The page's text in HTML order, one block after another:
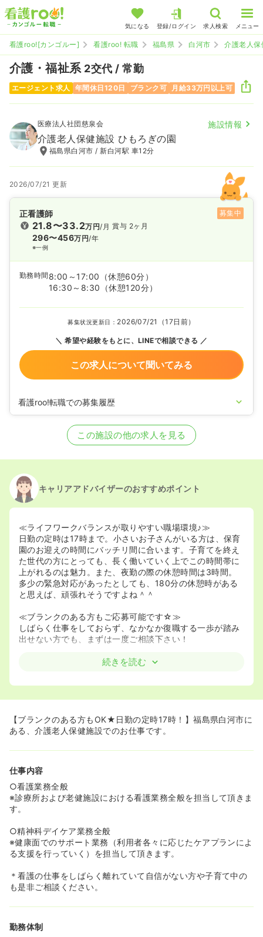
気になる 登録/ログイン 求人検索 メニュー
看護roo![カンゴルー] 看護roo! 転職 福島県 白河市 介護老人
介護・福祉系 2交代 / 常勤
エージェント求人 年間休日120日 ブランク可 月給33万円以上可
医療法人社団慈泉会 施設情報
介護老人保健施設 ひもろぎの園
福島県白河市 / 新白河駅 車12分
2026/07/21 更新
正看護師 募集中
21.8〜33.2万円/月
296〜456万円/年
※一例
賞与 2ヶ月
勤務時間 8:00～17:00
（休憩60分）
16:30～8:30
（休憩120分）
募集状況更新日： 2026/07/21（17日前）
希望や経験をもとに、LINEで相談できる
この求人について聞いてみる
看護roo!転職での募集履歴
この施設の他の求人を見る
キャリアアドバイザーのおすすめポイント
≪ライフワークバランスが取りやすい職場環境♪≫
日勤の定時は17時まで。小さいお子さんがいる方は、保育
園のお迎えの時間にバッチリ間に合います。子育てを終え
た世代の方にとっても、長く働いていく上でこの時間帯に
上がれるのは魅力。また、夜勤の際の休憩時間は3時間。
多少の緊急対応があったとしても、180分の休憩時がある
と思えば、頑張れそうですよね＾＾
≪ブランクのある方もご応募可能です☆≫
しばらく仕事をしておらず、なかなか復職する一歩が踏み
出せない方でも、まずは一度ご相談下さい！
続きを読む
【ブランクのある方もOK★日勤の定時17時！】福島県白河市に
ある、介護老人保健施設でのお仕事です。
仕事内容
○看護業務全般
※診療所および老健施設における看護業務全般を担当して頂きま
す。
○精神科デイケア業務全般
※健康面でのサポート業務（利用者各々に応じたケアプランによ
る支援を行っていく）を担当して頂きます。
＊看護の仕事をしばらく離れていて自信がない方や子育て中の
も是非ご相談ください。
勤務体制